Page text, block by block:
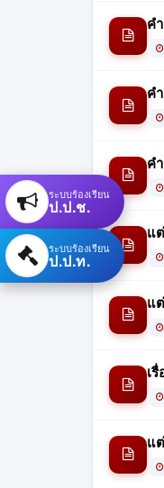
ค
ค
ค
แ
แ
เ
แ
ระบบร้องเรียน
ป.ป.ช.
ระบบร้องเรียน
ป.ป.ท.